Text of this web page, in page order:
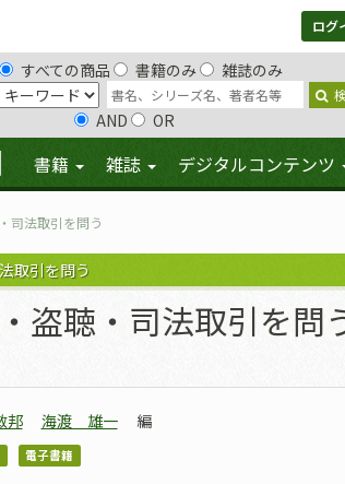
ログ
すべての商品 書籍のみ 雑誌のみ
AND OR
書籍 雑誌 デジタルコンテンツ
司法取引を問う
取引を問う
盗聴・司法取引を問
邦 海渡 雄一 編
電子書籍